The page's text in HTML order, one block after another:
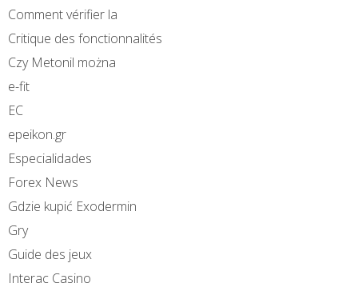
Comment vérifier la
Critique des fonctionnalités
Czy Metonil można
e-fit
EC
epeikon.gr
Especialidades
Forex News
Gdzie kupić Exodermin
Gry
Guide des jeux
Interac Casino